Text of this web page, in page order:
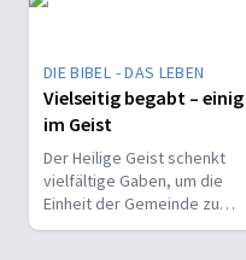
DIE BIBEL - DAS LEBEN
Vielseitig begabt – einig
im Geist
Der Heilige Geist schenkt
vielfältige Gaben, um die
Einheit der Gemeinde zu
stärken und sie zu